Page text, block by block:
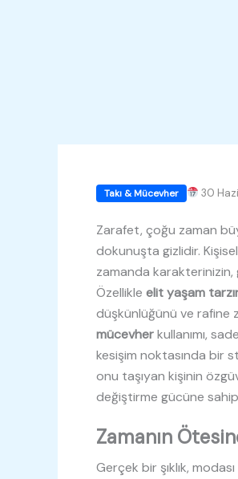
Takı & Mücevher 30
Zarafet, çoğu zaman
dokunuşta gizlidir.
zamanda karakterinizin,
Özellikle elit yaşam
düşkünlüğünü ve rafine
mücevherkullanımı,
kesişim noktasında bir
onu taşıyan kişinin
değiştirme gücüne
Zamanın
Gerçek bir şıklık,